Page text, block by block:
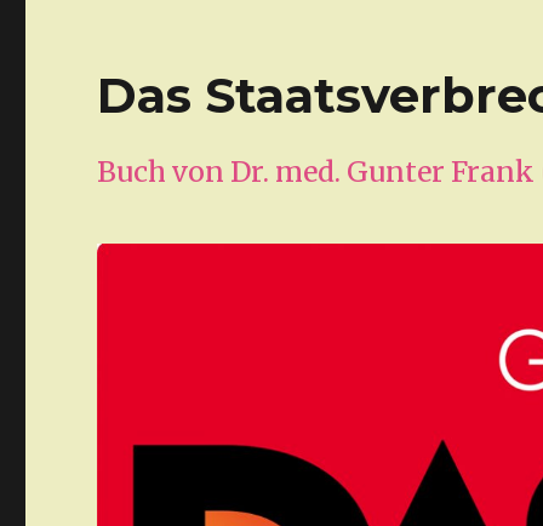
Das
Buch von Dr. med. Gunter Frank